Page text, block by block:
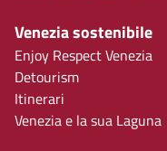
Venezia sostenibile
Enjoy Respect Venezia
Detourism
Itinerari
Venezia e la sua Laguna